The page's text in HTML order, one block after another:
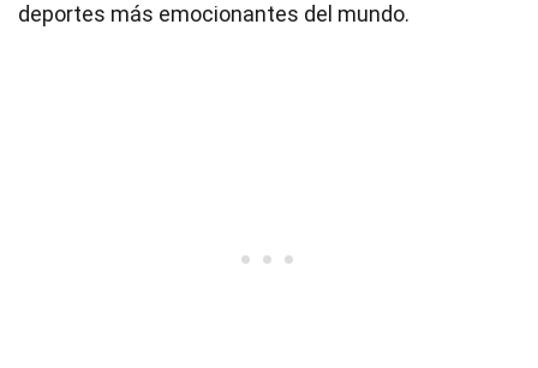
deportes más emocionantes del mundo.